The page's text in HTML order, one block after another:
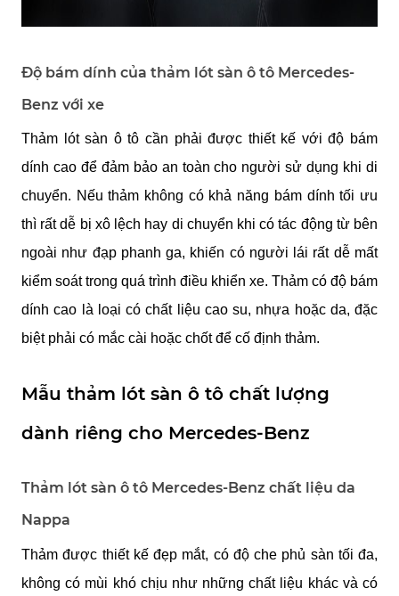
Độ bám dính của thảm lót sàn ô tô Mercedes-
Benz với xe
Thảm lót sàn ô tô cần phải được thiết kế với độ bám
dính cao để đảm bảo an toàn cho người sử dụng khi di
chuyển. Nếu thảm không có khả năng bám dính tối ưu
thì rất dễ bị xô lệch hay di chuyển khi có tác động từ bên
ngoài như đạp phanh ga, khiến có người lái rất dễ mất
kiểm soát trong quá trình điều khiển xe. Thảm có độ bám
dính cao là loại có chất liệu cao su, nhựa hoặc da, đặc
biệt phải có mắc cài hoặc chốt để cố định thảm.
Mẫu thảm lót sàn ô tô chất lượng
dành riêng cho Mercedes-Benz
Thảm lót sàn ô tô Mercedes-Benz chất liệu da
Nappa
Thảm được thiết kế đẹp mắt, có độ che phủ sàn tối đa,
không có mùi khó chịu như những chất liệu khác và có